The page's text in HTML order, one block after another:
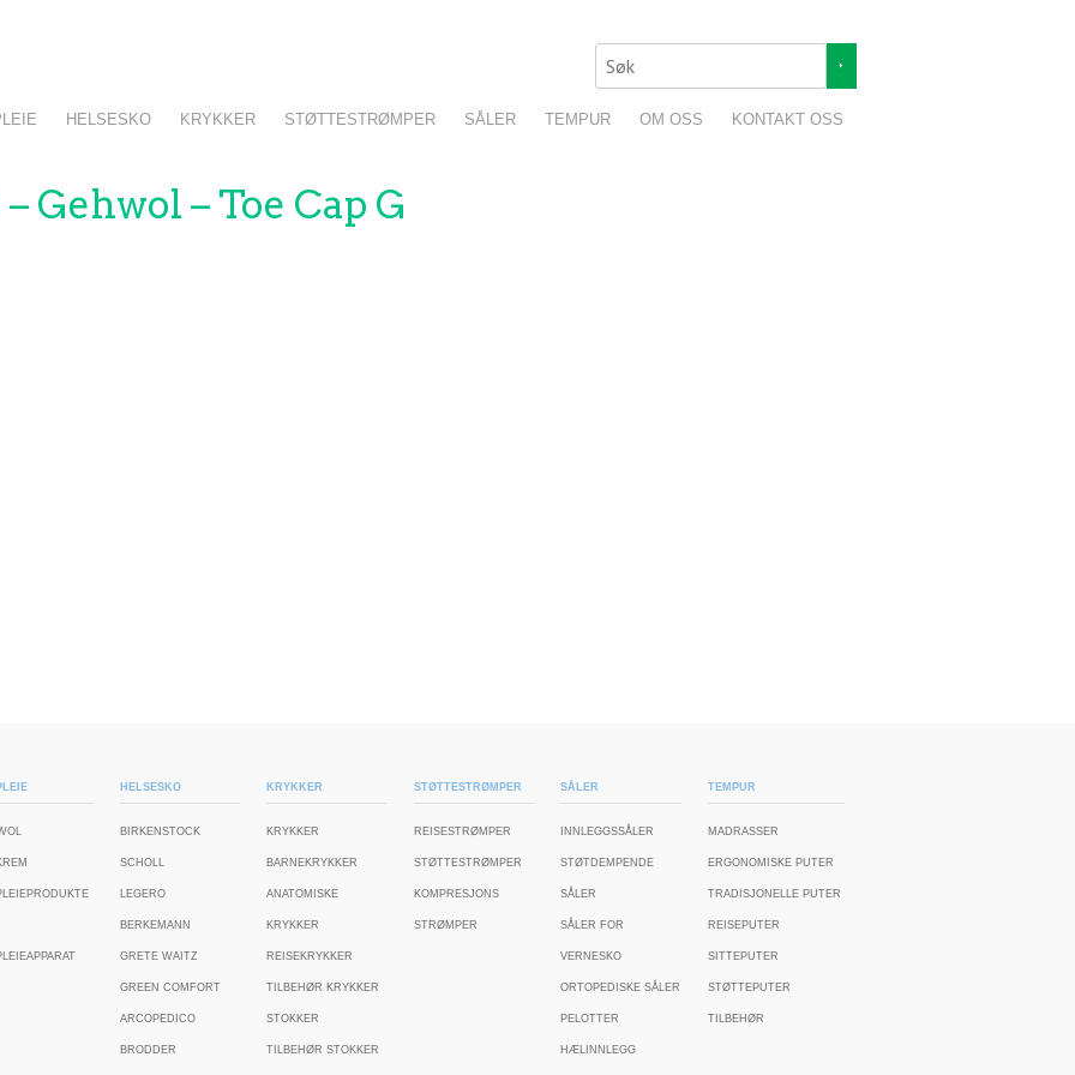
HELSESKO KRYKKER STØTTESTRØMPER SÅLER TEMPUR OM OSS KONTAKT OSS
Gehwol – Toe Cap G
HELSESKO
BIRKENSTOCK
SCHOLL
LEGERO
BERKEMANN
GRETE WAITZ
GREEN COMFORT
ARCOPEDICO
BRODDER
KRYKKER
KRYKKER
BARNEKRYKKER
ANATOMISKE
KRYKKER
REISEKRYKKER
TILBEHØR KRYKKER
STOKKER
TILBEHØR STOKKER
STØTTESTRØMPER
REISESTRØMPER
STØTTESTRØMPER
KOMPRESJONS
STRØMPER
SÅLER
INNLEGGSSÅLER
STØTDEMPENDE
SÅLER
SÅLER FOR
VERNESKO
ORTOPEDISKE SÅLER
PELOTTER
HÆLINNLEGG
TEMPUR
MADRASSER
ERGONOMISKE PUTER
TRADISJONELLE PUTER
REISEPUTER
SITTEPUTER
STØTTEPUTER
TILBEHØR